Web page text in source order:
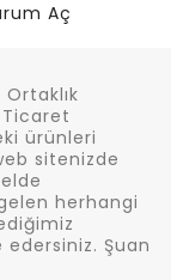
Aç
ürünleri
sitenizde
herhangi
Şuan